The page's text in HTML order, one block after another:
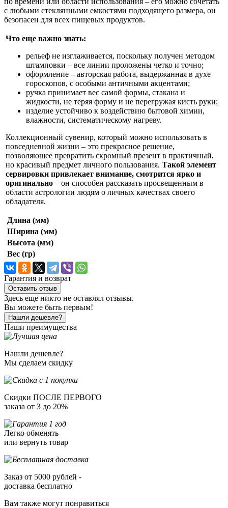
с любыми стеклянными емкостями подходящего размера, он
безопасен для всех пищевых продуктов.
Что еще важно знать:
рельеф не изглаживается, поскольку получен методом
штамповки – все линии проложены четко и точно;
оформление – авторская работа, выдержанная в духе
гороскопов, с особыми античными акцентами;
ручка принимает вес самой формы, стакана и
жидкости, не теряя форму и не перегружая кисть руки;
изделие устойчиво к воздействию бытовой химии,
влажности, систематическому нагреву.
Коллекционный сувенир, который можно использовать в
повседневной жизни – это прекрасное решение,
позволяющее превратить скромный презент в практичный,
но красивый предмет личного пользования. Такой элемент
сервировки привлекает внимание, смотрится ярко и
оригинально – он способен рассказать просвещенным в
области астрологии людям о личных качествах своего
обладателя.
Длина (мм)
Ширина (мм)
Высота (мм)
Вес (гр)
Гарантия и возврат
Оставить отзыв
Здесь еще никто не оставлял отзывы.
Вы можете быть первым!
Нашли дешевле?
Наши преимущества
Нашли дешевле?
Мы сделаем скидку
Скидки ПОСЛЕ ПЕРВОГО
заказа от 3 до 20%
Легко обменять
или вернуть товар
Заказ от 5000 рублей -
доставка бесплатно
Вам также могут понравиться